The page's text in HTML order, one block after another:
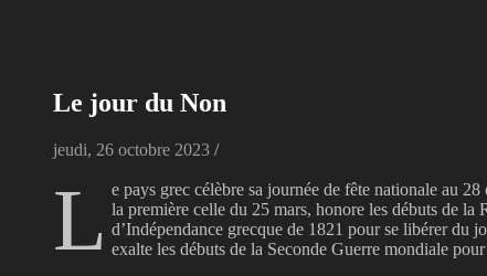
Le jour du Non
jeudi, 26 octobre 2023 /
L e pays grec célèbre sa journée de fête nationale au
la première celle du 25 mars, honore les débuts de
d’Indépendance grecque de 1821 pour se libérer
exalte les débuts de la Seconde Guerre mondiale